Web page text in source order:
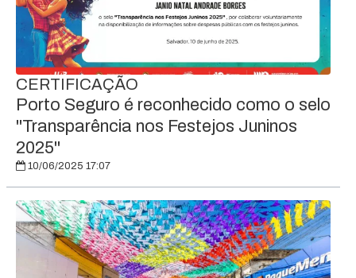
CERTIFICAÇÃO
Porto Seguro é reconhecido como o selo
"Transparência nos Festejos Juninos
2025"
10/06/2025 17:07